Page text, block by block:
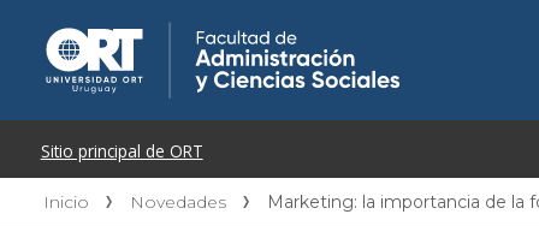
Inicio Novedades Marketing: la importancia de la